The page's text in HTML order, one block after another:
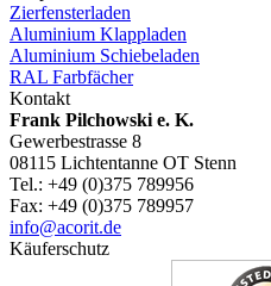
Zierfensterladen
Aluminium Klappladen
Aluminium Schiebeladen
RAL Farbfächer
Kontakt
Frank Pilchowski e. K.
Gewerbestrasse 8
08115 Lichtentanne OT Stenn
Tel.: +49 (0)375 789956
Fax: +49 (0)375 789957
info@acorit.de
Käuferschutz